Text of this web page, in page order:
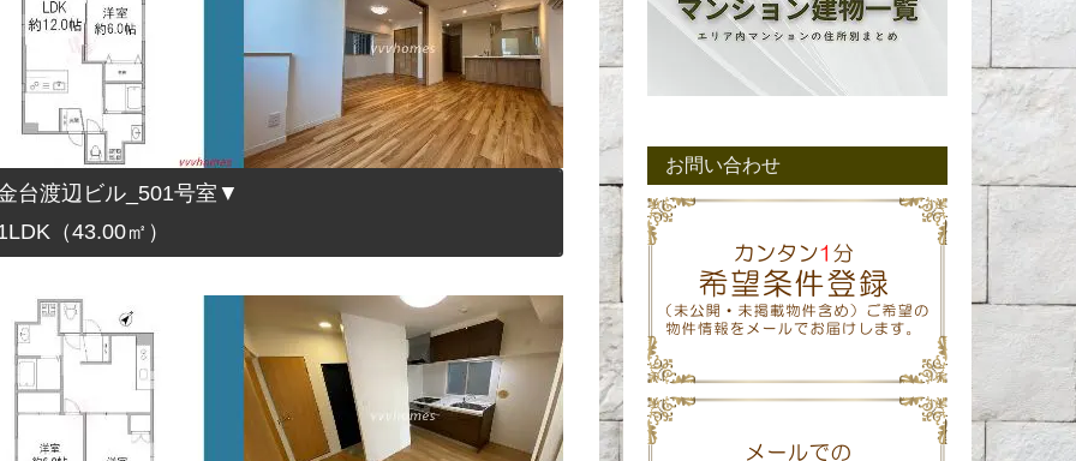
台渡辺ビル_501号室▼
（43.00㎡）
お問い合わせ